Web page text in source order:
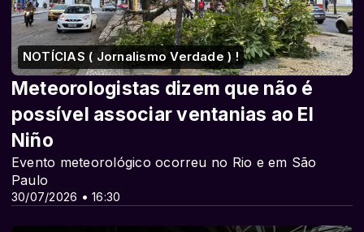
NOTÍCIAS ( Jornalismo Verdade ) !
30/07/2026 • 16:30
Meteorologistas dizem que não é
possível associar ventanias ao El
Niño
Evento meteorológico ocorreu no Rio e em São
Paulo